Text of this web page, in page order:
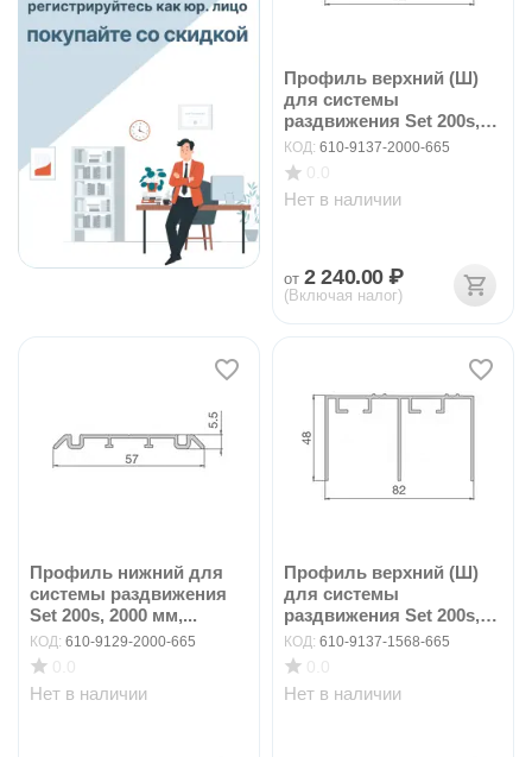
Профиль верхний (Ш)
для системы
раздвижения Set 200s,
200...
КОД: 610-9137-2000-665
Нет в наличии
от 2 240.00 ₽
(Включая налог)
Профиль нижний для
системы раздвижения
Set 200s, 2000 мм,...
КОД: 610-9129-2000-665
Нет в наличии
Профиль верхний (Ш)
для системы
раздвижения Set 200s,
156...
КОД: 610-9137-1568-665
Нет в наличии